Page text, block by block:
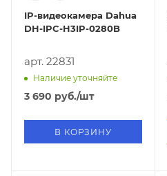
IP-видеокамера Dahua
DH-IPC-H3IP-0280B
арт. 22831
Наличие уточняйте
3 690 руб./шт
В КОРЗИНУ